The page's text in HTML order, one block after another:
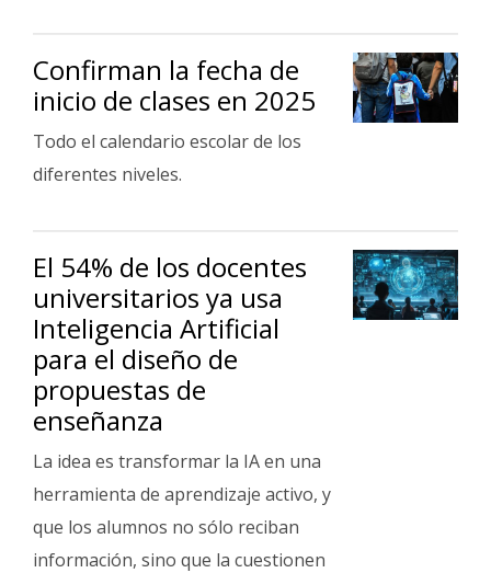
Confirman la fecha de
inicio de clases en 2025
Todo el calendario escolar de los
diferentes niveles.
El 54% de los docentes
universitarios ya usa
Inteligencia Artificial
para el diseño de
propuestas de
enseñanza
La idea es transformar la IA en una
herramienta de aprendizaje activo, y
que los alumnos no sólo reciban
información, sino que la cuestionen